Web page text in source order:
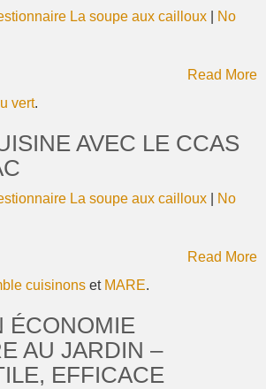
La soupe aux cailloux
No
Read More
vert.
AVEC LE CCAS
La soupe aux cailloux
No
Read More
cuisinons et MARE.
ÉCONOMIE
AU JARDIN –
EFFICACE